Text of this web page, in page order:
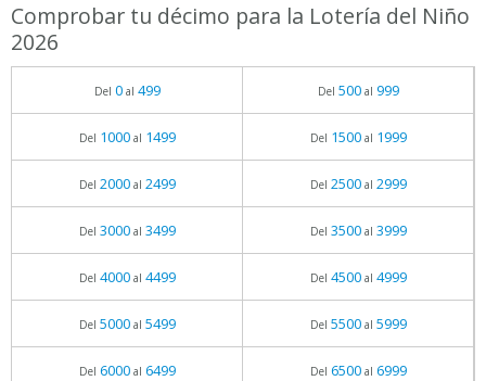
Comprobar tu décimo para la Lotería del Niño
2026
Del 0al 499 Del 500al 999
Del 1000al 1499 Del 1500al 1999
Del 2000al 2499 Del 2500al 2999
Del 3000al 3499 Del 3500al 3999
Del 4000al 4499 Del 4500al 4999
Del 5000al 5499 Del 5500al 5999
Del 6000al 6499 Del 6500al 6999